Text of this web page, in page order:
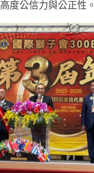
度公信力與公正性。